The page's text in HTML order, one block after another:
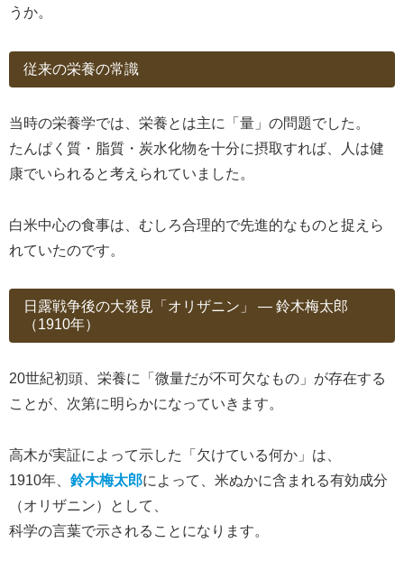
うか。
従来の栄養の常識
当時の栄養学では、栄養とは主に「量」の問題でした。
たんぱく質・脂質・炭水化物を十分に摂取すれば、人は健
康でいられると考えられていました。
白米中心の食事は、むしろ合理的で先進的なものと捉えら
れていたのです。
日露戦争後の大発見「オリザニン」 ― 鈴木梅太郎
（1910年）
20世紀初頭、栄養に「微量だが不可欠なもの」が存在する
ことが、次第に明らかになっていきます。
高木が実証によって示した「欠けている何か」は、
1910年、 鈴木梅太郎によって、米ぬかに含まれる有効成分
（オリザニン）として、
科学の言葉で示されることになります。